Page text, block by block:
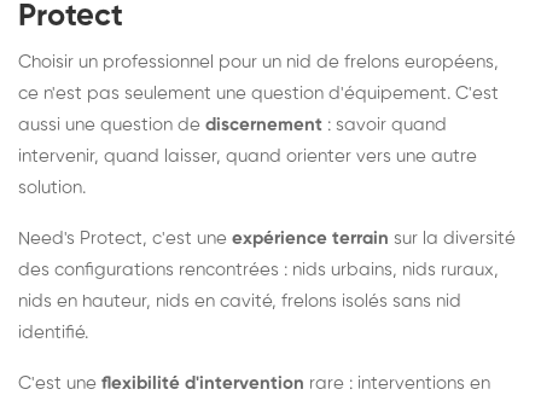
Protect
Choisir un professionnel pour un nid de frelons européens,
ce n'est pas seulement une question d'équipement. C'est
aussi une question de discernement : savoir quand
intervenir, quand laisser, quand orienter vers une autre
solution.
Need's Protect, c'est une expérience terrain sur la diversité
des configurations rencontrées : nids urbains, nids ruraux,
nids en hauteur, nids en cavité, frelons isolés sans nid
identifié.
C'est une flexibilité d'intervention rare : interventions en